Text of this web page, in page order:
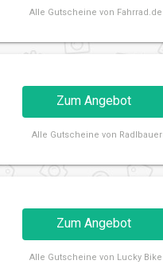
Alle Gutscheine von Fahrrad.de
Zum Angebot
Alle Gutscheine von Radlbauer
Zum Angebot
Alle Gutscheine von Lucky Bike